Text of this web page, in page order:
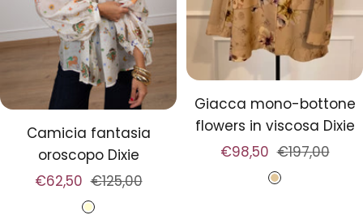
Camicia fantasia
oroscopo Dixie
Prezzo
€62,50 Prezzo
regolare
€125,00
C
Giacca mono-bottone
flowers in viscosa Dixie
Prezzo
€98,50 Prezzo
regolare
€197,00
B